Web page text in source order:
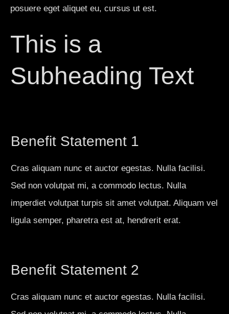
posuere eget aliquet eu, cursus ut est.
This is a
Subheading Text
Benefit Statement 1
Cras aliquam nunc et auctor egestas. Nulla facilisi.
Sed non volutpat mi, a commodo lectus. Nulla
imperdiet volutpat turpis sit amet volutpat. Aliquam vel
ligula semper, pharetra est at, hendrerit erat.
Benefit Statement 2
Cras aliquam nunc et auctor egestas. Nulla facilisi.